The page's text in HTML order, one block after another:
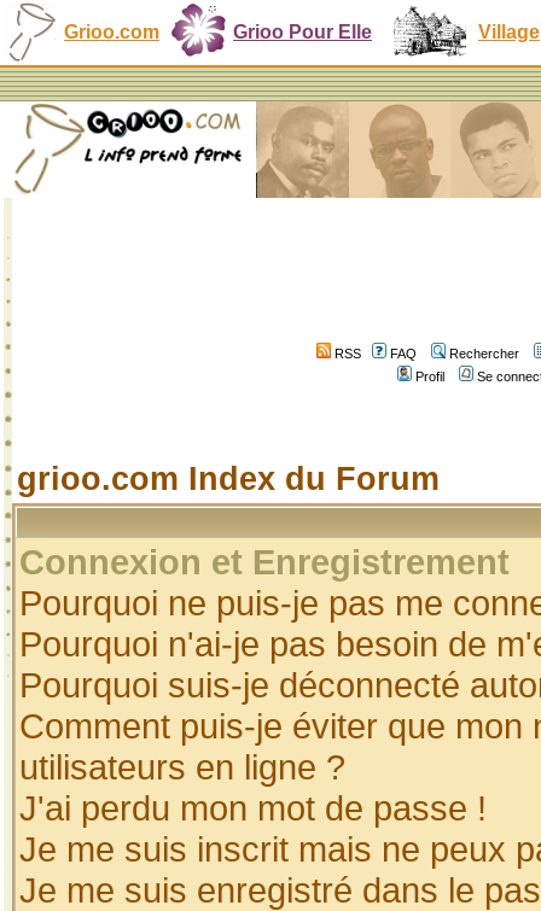
Grioo.com Grioo Pour Elle Village
RSS FAQ
Rechercher
Profil
Se
grioo.com Index du Forum
Connexion et Enregistrement
Pourquoi ne puis-je pas me
Pourquoi n'ai-je pas besoin de
Pourquoi suis-je déconnecté
Comment puis-je éviter que
utilisateurs en ligne ?
J'ai perdu mon mot de passe !
Je me suis inscrit mais ne peux
Je me suis enregistré dans le